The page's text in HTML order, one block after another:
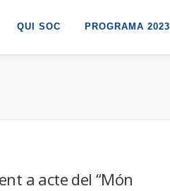
QUI SOC PROGRAMA 2023
a acte del “Món